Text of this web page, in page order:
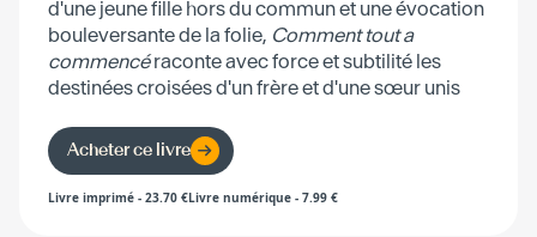
d'une jeune fille hors du commun et une évocation
bouleversante de la folie, Comment tout a
commencéraconte avec force et subtilité les
destinées croisées d'un frère et d'une sœur unis
par amour. Un roman inoubliable.
Acheter ce livre
Livre imprimé - 23.70 €Livre numérique - 7.99 €